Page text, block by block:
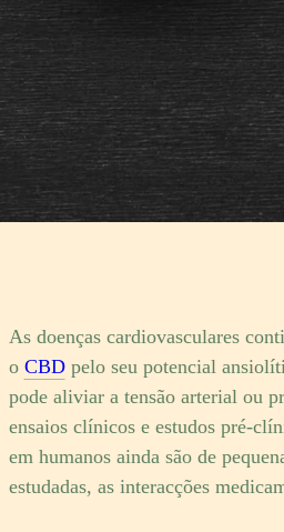
As doenças cardiovasculares
o CBDpelo seu potencial
pode aliviar a tensão arterial ou
ensaios clínicos e estudos pré-
em humanos ainda são de
estudadas, as interacções